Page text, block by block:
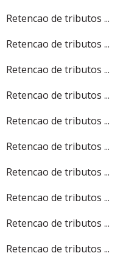
Retencao de tributos ...
Retencao de tributos ...
Retencao de tributos ...
Retencao de tributos ...
Retencao de tributos ...
Retencao de tributos ...
Retencao de tributos ...
Retencao de tributos ...
Retencao de tributos ...
Retencao de tributos ...